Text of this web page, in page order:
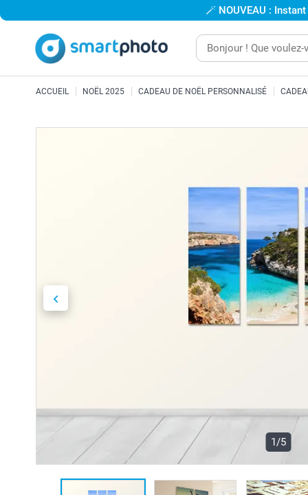
🪄 NOUVEAU :
ACCUEIL NOËL 2025 CADEAU DE NOËL PERSONNALISÉ
1/5